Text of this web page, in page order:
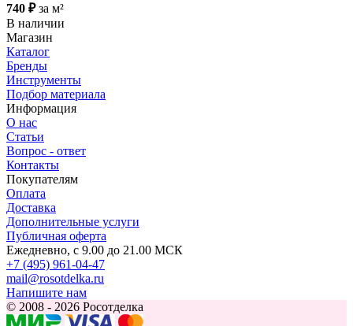
740 ₽за м²
В наличии
Магазин
Каталог
Бренды
Инструменты
Подбор материала
Информация
О нас
Статьи
Вопрос - ответ
Контакты
Покупателям
Оплата
Доставка
Дополнительные услуги
Публичная оферта
Ежедневно, с 9.00 до 21.00 МСК
+7 (495) 961-04-47
mail@rosotdelka.ru
Напишите нам
© 2008 - 2026 Росотделка